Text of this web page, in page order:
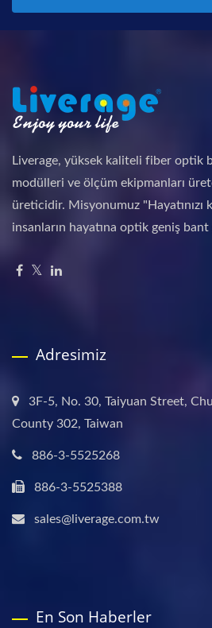
Liverage, yüksek kaliteli fiber optik
modülleri ve ölçüm ekipmanları
üreticidir. Misyonumuz "Hayatınızı
insanların hayatına optik geniş
Adresimiz
3F-5, No. 30, Taiyuan Street,
County 302, Taiwan
886-3-5525268
886-3-5525388
sales@liverage.com.tw
En Son Haberler